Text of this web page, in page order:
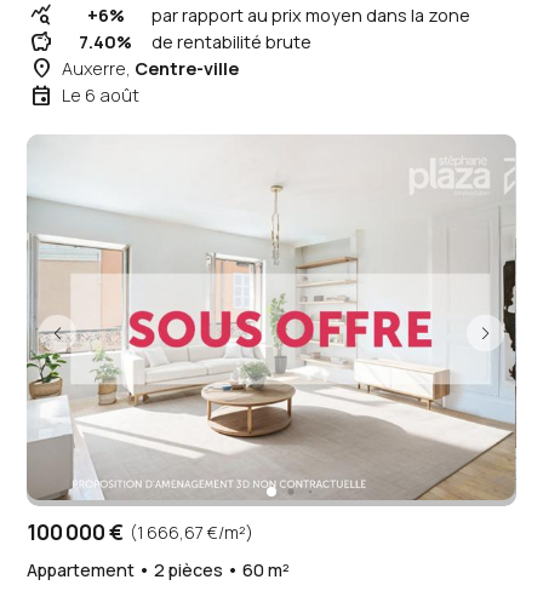
query_stats +6% par rapport au prix moyen dans la zone
savings 7.40% de rentabilité brute
place Auxerre, Centre-ville
event Le 6 août
100 000 € (1 666,67 €/m²)
Appartement • 2 pièces • 60 m²